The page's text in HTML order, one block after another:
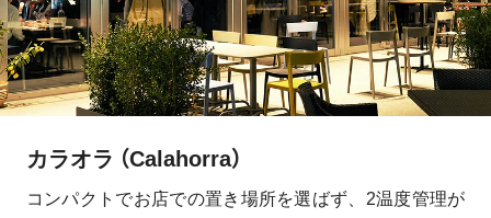
カラオラ （Calahorra）
コンパクトでお店での置き場所を選ばず、2温度管理が